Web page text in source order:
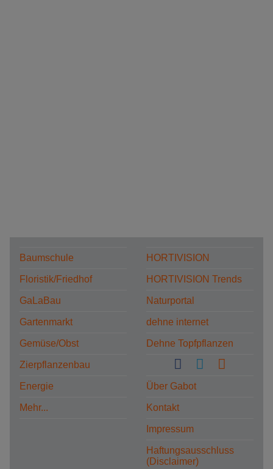
Baumschule
Floristik/Friedhof
GaLaBau
Gartenmarkt
Gemüse/Obst
Zierpflanzenbau
Energie
Mehr...
HORTIVISION
HORTIVISION Trends
Naturportal
dehne internet
Dehne Topfpflanzen
Über Gabot
Kontakt
Impressum
Haftungsausschluss
(Disclaimer)